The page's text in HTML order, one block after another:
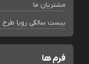
مشتریان ما
بیست سالگی رویا طرح
فرم ها